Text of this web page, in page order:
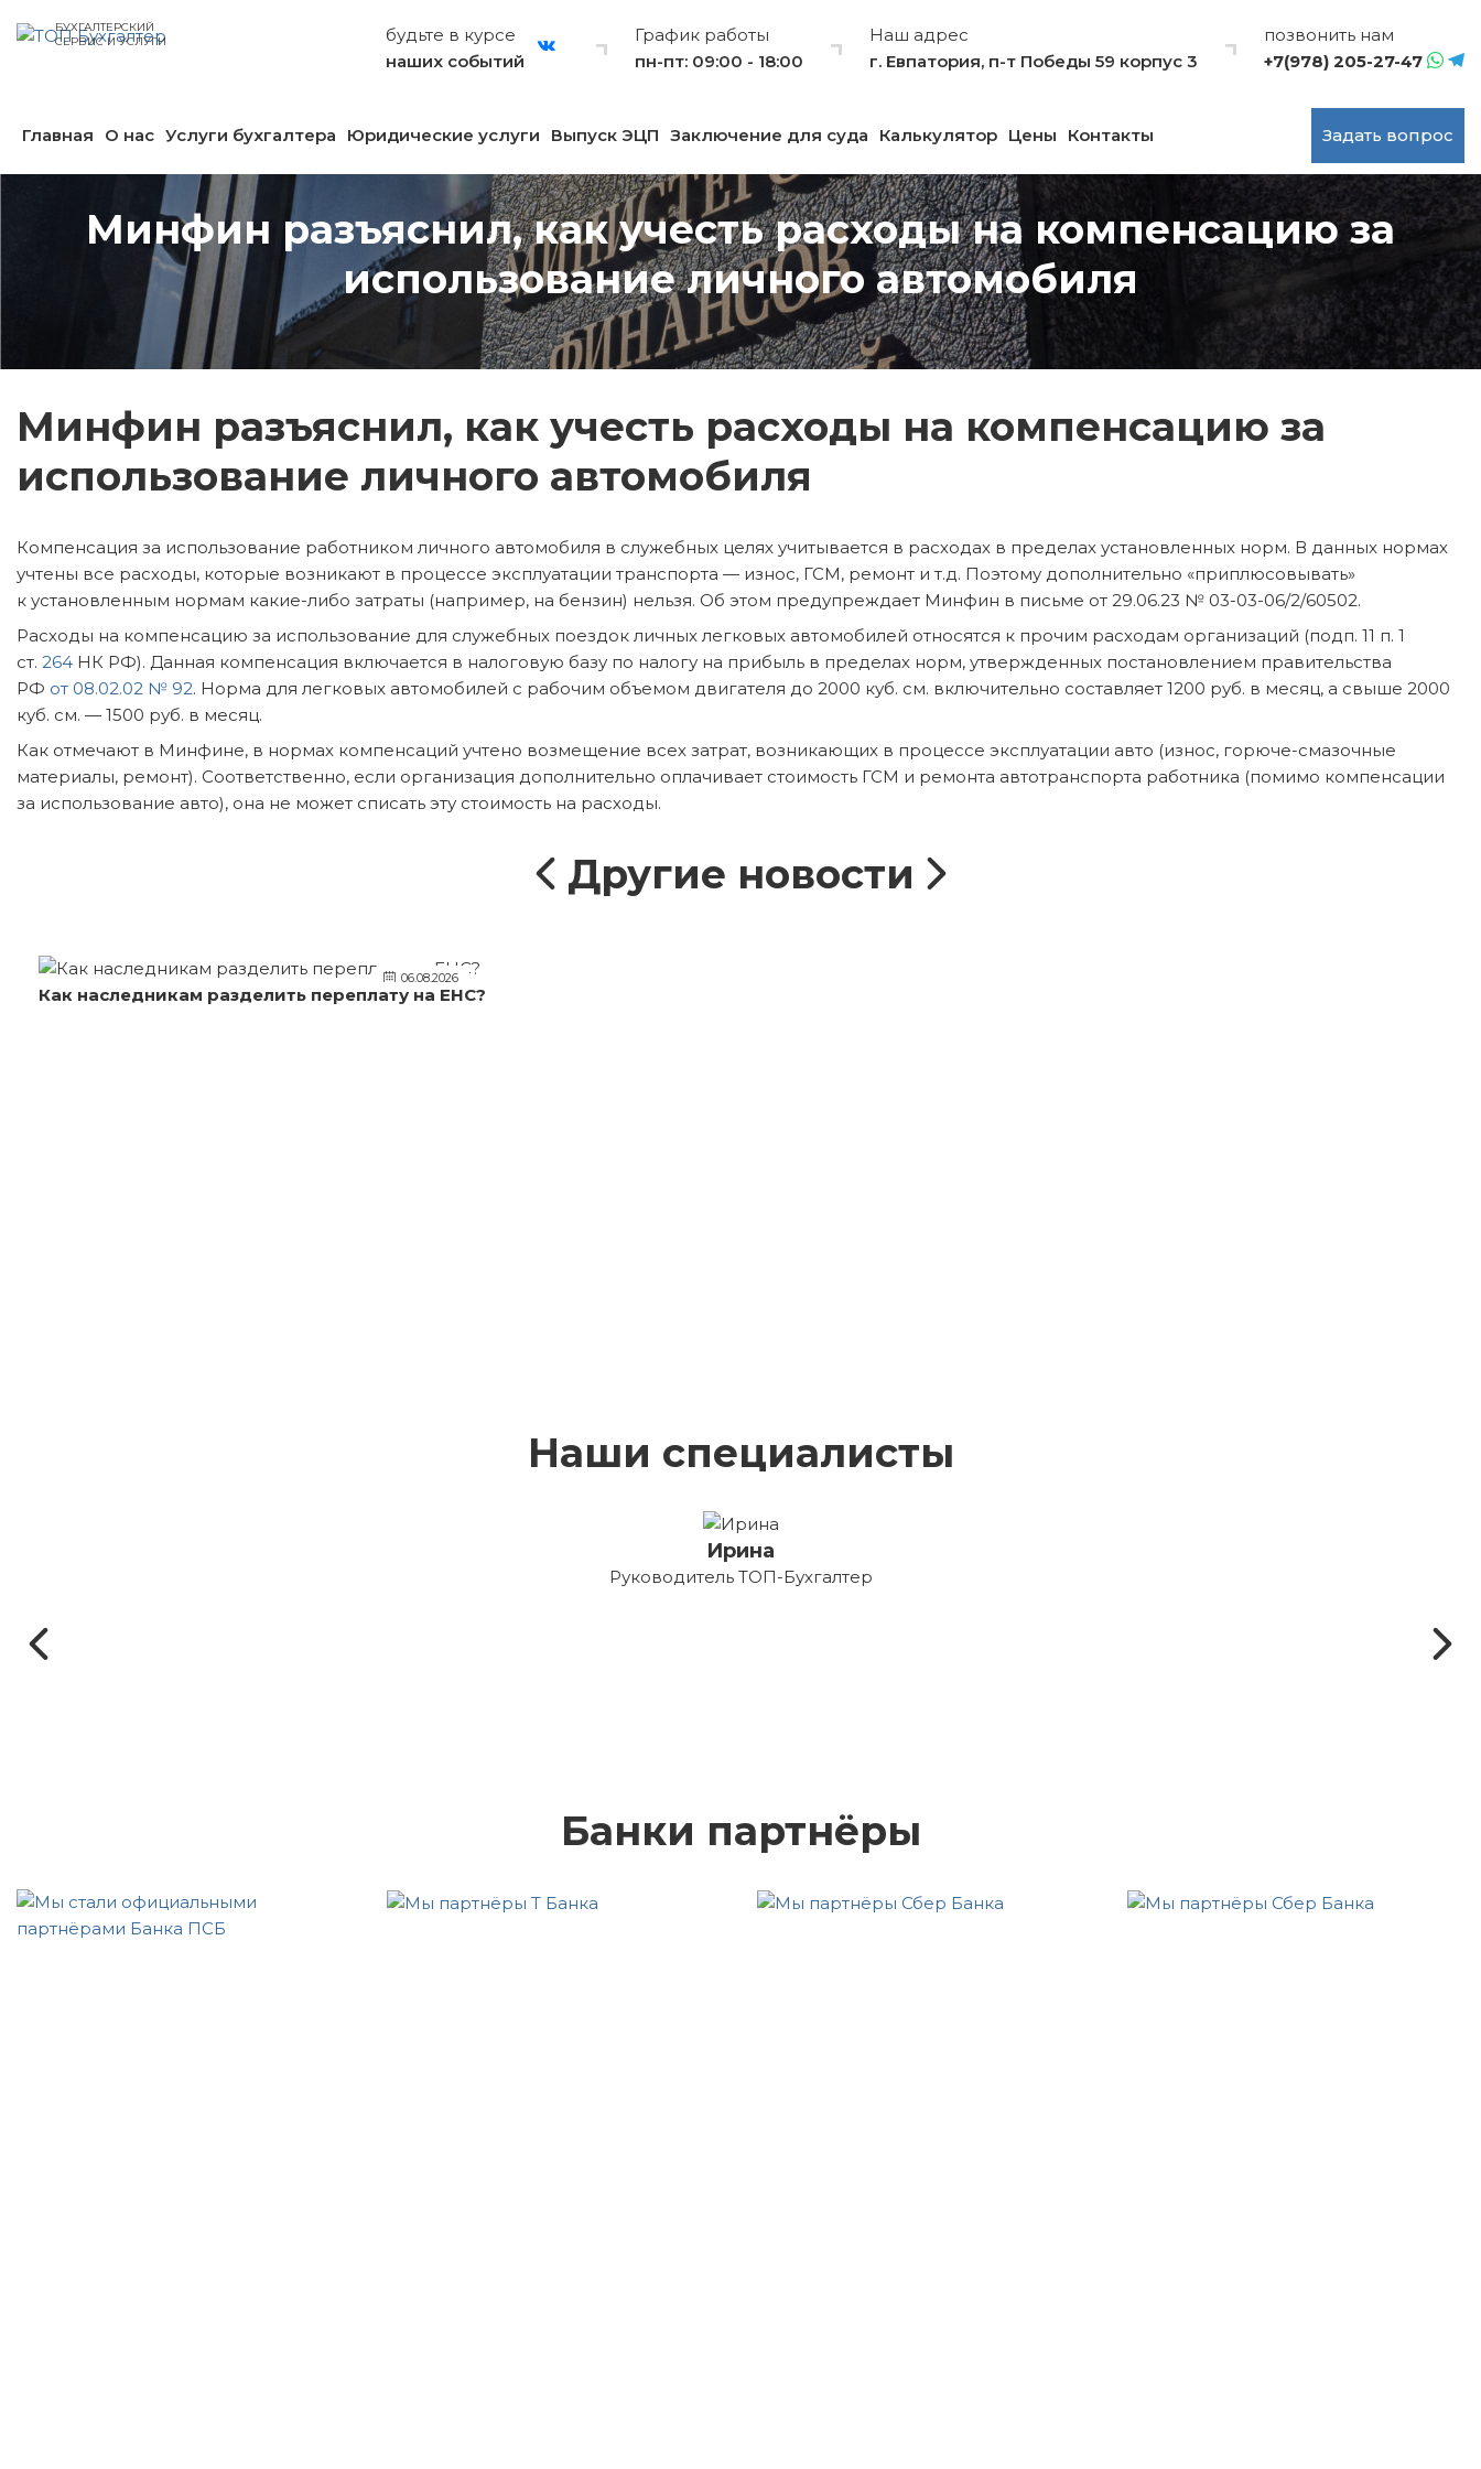
БУХГАЛТЕРСКИЙ
СЕРВИС И УСЛУГИ
будьте в курсе
наших событий
График работы
пн-пт: 09:00 - 18:00
Наш адрес
г. Евпатория, п-т Победы 59 корпус 3
позвонить нам
+7(978) 205-27-47
Главная О нас Услуги бухгалтера Юридические услуги Выпуск ЭЦП Заключение для суда Калькулятор Цены Контакты Задать вопрос
Минфин разъяснил, как учесть расходы на компенсацию за
использование личного автомобиля
Минфин разъяснил, как учесть расходы на компенсацию за
использование личного автомобиля
Компенсация за использование работником личного автомобиля в служебных целях учитывается в расходах в пределах установленных норм. В данных нормах
учтены все расходы, которые возникают в процессе эксплуатации транспорта — износ, ГСМ, ремонт и т.д. Поэтому дополнительно «приплюсовывать»
к установленным нормам какие-либо затраты (например, на бензин) нельзя. Об этом предупреждает Минфин в письме от 29.06.23 № 03-03-06/2/60502.
Расходы на компенсацию за использование для служебных поездок личных легковых автомобилей относятся к прочим расходам организаций (подп. 11 п. 1
ст. 264 НК РФ). Данная компенсация включается в налоговую базу по налогу на прибыль в пределах норм, утвержденных постановлением правительства
РФ от 08.02.02 № 92. Норма для легковых автомобилей с рабочим объемом двигателя до 2000 куб. см. включительно составляет 1200 руб. в месяц, а свыше 2000
куб. см. — 1500 руб. в месяц.
Как отмечают в Минфине, в нормах компенсаций учтено возмещение всех затрат, возникающих в процессе эксплуатации авто (износ, горюче-смазочные
материалы, ремонт). Соответственно, если организация дополнительно оплачивает стоимость ГСМ и ремонта автотранспорта работника (помимо компенсации
за использование авто), она не может списать эту стоимость на расходы.
Другие новости
06.08.2026
Как наследникам разделить переплату на ЕНС?
Наши специалисты
Ирина
Руководитель ТОП-Бухгалтер
Банки партнёры